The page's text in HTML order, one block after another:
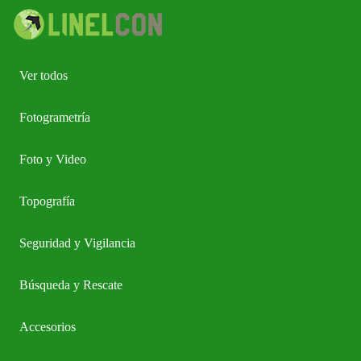
Ver todos
Fotogrametría
Foto y Video
Topografía
Seguridad y Vigilancia
Búsqueda y Rescate
Accesorios